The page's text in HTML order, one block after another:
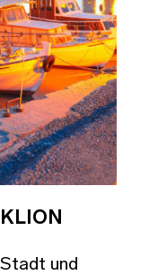
und